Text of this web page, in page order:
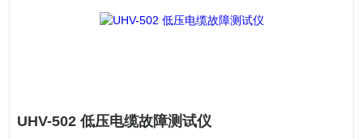
UHV-502 低压电缆故障测试仪